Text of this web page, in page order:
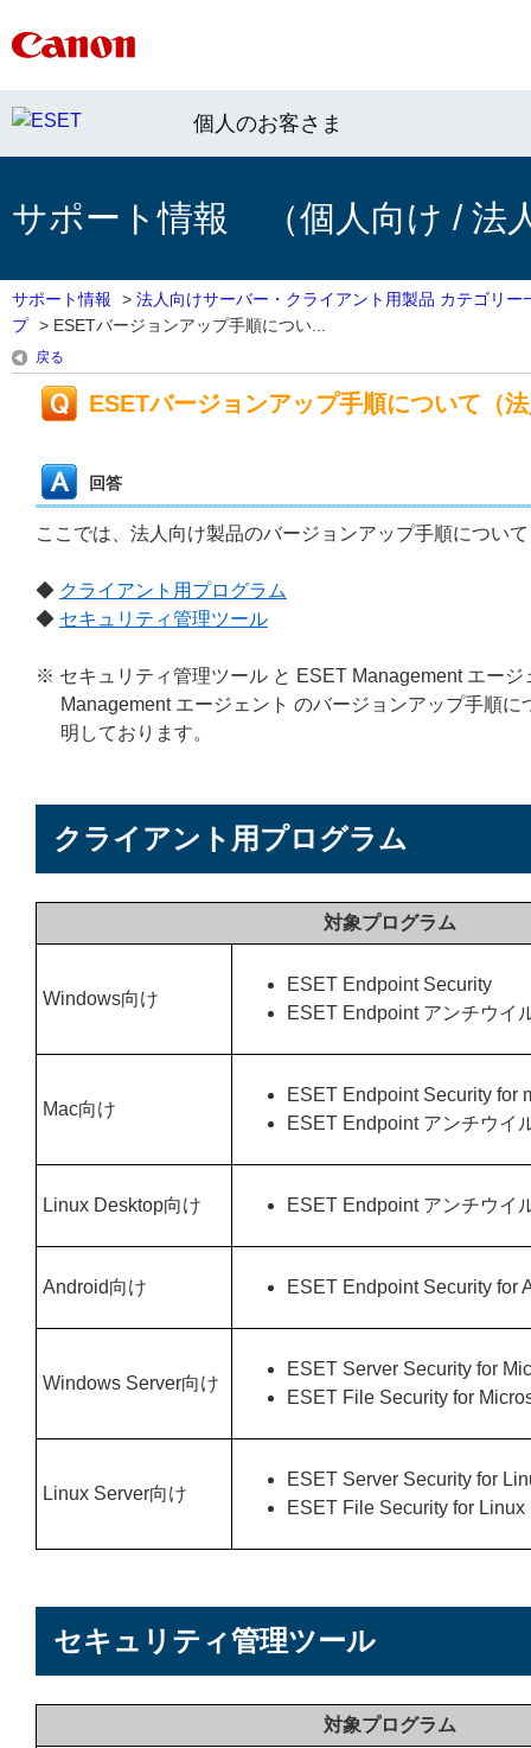
個人のお客さま
サポート情報 （個人向け / 法
サポート情報 > 法人向けサーバー・クライアント用製品 カテゴリー
プ > ESETバージョンアップ手順につい...
戻る
ESETバージョンアップ手順について（
回答
ここでは、法人向け製品のバージョンアップ手順につい
◆ クライアント用プログラム
◆ セキュリティ管理ツール
※ セキュリティ管理ツール と ESET Management エー
Management エージェント のバージョンアップ手順
明しております。
クライアント用プログラム
対象プログラム
Windows向け
ESET Endpoint Security
ESET Endpoint アンチウイ
Mac向け
ESET Endpoint Security for
ESET Endpoint アンチウイ
Linux Desktop向け ESET Endpoint アンチウイ
Android向け ESET Endpoint Security for
Windows Server向け
ESET Server Security for
ESET File Security for
Linux Server向け
ESET Server Security for
ESET File Security for Linux
セキュリティ管理ツール
対象プログラム